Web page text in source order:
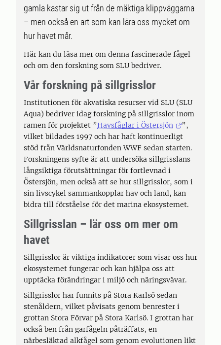
gamla kastar sig ut från de mäktiga klippväggarna
– men också en art som kan lära oss mycket om
hur havet mår.
Här kan du läsa mer om denna fascinerade fågel
och om den forskning som SLU bedriver.
Vår forskning på sillgrisslor
Institutionen för akvatiska resurser vid SLU (SLU
Aqua) bedriver idag forskning på sillgrisslor inom
ramen för projektet ”Havsfåglar i Östersjön
”,
vilket bildades 1997 och har haft kontinuerligt
stöd från Världsnaturfonden WWF sedan starten.
Forskningens syfte är att undersöka sillgrisslans
långsiktiga förutsättningar för fortlevnad i
Östersjön, men också att se hur sillgrisslor, som i
sin livscykel sammankopplar hav och land, kan
bidra till förståelse för det marina ekosystemet.
Sillgrisslan – lär oss om mer om
havet
Sillgrisslor är viktiga indikatorer som visar oss hur
ekosystemet fungerar och kan hjälpa oss att
upptäcka förändringar i miljö och näringsvävar.
Sillgrisslor har funnits på Stora Karlsö sedan
stenåldern, vilket påvisats genom benrester i
grottan Stora Förvar på Stora Karlsö. I grottan har
också ben från garfågeln påträffats, en
närbesläktad alkfågel som genom evolutionen likt